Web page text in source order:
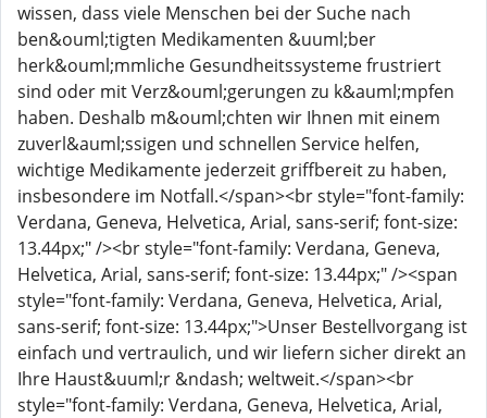
wissen, dass viele Menschen bei der Suche nach
ben&ouml;tigten Medikamenten &uuml;ber
herk&ouml;mmliche Gesundheitssysteme frustriert
sind oder mit Verz&ouml;gerungen zu k&auml;mpfen
haben. Deshalb m&ouml;chten wir Ihnen mit einem
zuverl&auml;ssigen und schnellen Service helfen,
wichtige Medikamente jederzeit griffbereit zu haben,
insbesondere im Notfall.</span><br style="font-family:
Verdana, Geneva, Helvetica, Arial, sans-serif; font-size:
13.44px;" /><br style="font-family: Verdana, Geneva,
Helvetica, Arial, sans-serif; font-size: 13.44px;" /><span
style="font-family: Verdana, Geneva, Helvetica, Arial,
sans-serif; font-size: 13.44px;">Unser Bestellvorgang ist
einfach und vertraulich, und wir liefern sicher direkt an
Ihre Haust&uuml;r &ndash; weltweit.</span><br
style="font-family: Verdana, Geneva, Helvetica, Arial,